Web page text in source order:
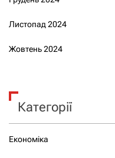
Листопад 2024
Жовтень 2024
Категорії
Економіка